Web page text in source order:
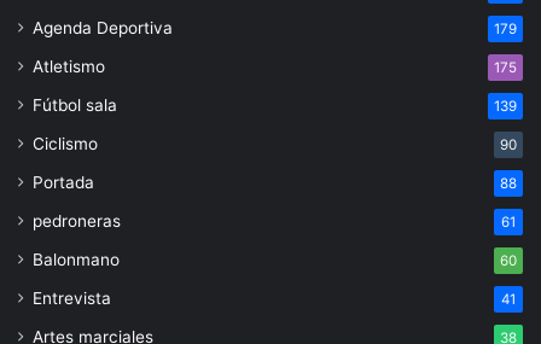
Agenda Deportiva 179
Atletismo 175
Fútbol sala 139
Ciclismo 90
Portada 88
pedroneras 61
Balonmano 60
Entrevista 41
Artes marciales 38